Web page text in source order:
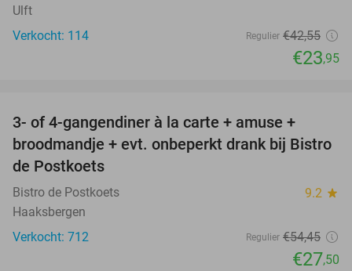
Ulft
Verkocht: 114
Regulier €42,55
€23,95
3- of 4-gangendiner à la carte + amuse +
broodmandje + evt. onbeperkt drank bij Bistro
de Postkoets
Bistro de Postkoets 9.2 star
Haaksbergen
Verkocht: 712
Regulier €54,45
€27,50